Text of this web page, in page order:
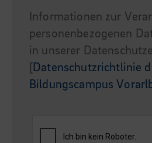
Informationen zur
personenbezogenen
in unserer
Datenschutzrichtlinie
Bildungscampus